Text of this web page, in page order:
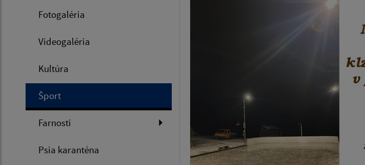
Fotogaléria
Videogaléria
Kultúra
Šport
Farnosti
Psia karanténa